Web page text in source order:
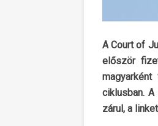
A Court of
először
ciklusban.
zárul, a